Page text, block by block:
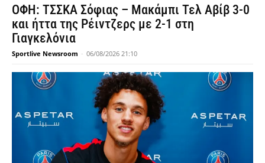
ΟΦΗ: ΤΣΣΚΑ Σόφιας – Μακάμπι Τελ Αβίβ 3-0
και ήττα της Ρέιντζερς με 2-1 στη
Γιαγκελόνια
Sportlive Newsroom - 06/08/2026 21:10